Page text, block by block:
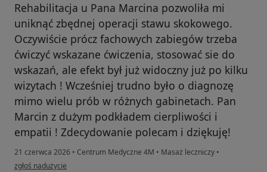
Rehabilitacja u Pana Marcina pozwoliła mi
uniknąć zbędnej operacji stawu skokowego.
Oczywiście prócz fachowych zabiegów trzeba
ćwiczyć wskazane ćwiczenia, stosować sie do
wskazań, ale efekt był już widoczny już po kilku
wizytach ! Wcześniej trudno było o diagnozę
mimo wielu prób w różnych gabinetach. Pan
Marcin z dużym podkładem cierpliwości i
empatii ! Zdecydowanie polecam i dziękuję!
21 czerwca 2026 • Centrum Medyczne 4M • Masaż leczniczy •
w opinii użytkownika Joanna
zgłoś nadużycie